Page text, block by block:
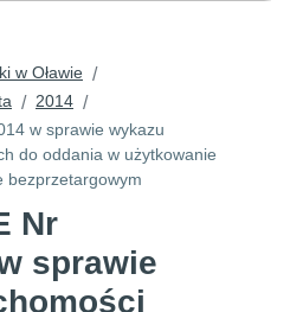
w Oławie /
/ 2014 /
w sprawie wykazu
do oddania w użytkowanie
bezprzetargowym
Nr
sprawie